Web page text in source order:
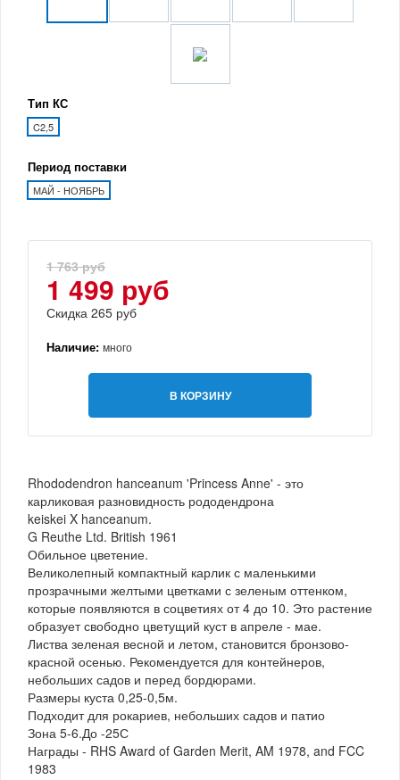
Тип КС
C2,5
Период поставки
МАЙ - НОЯБРЬ
1 763 руб
1 499 руб
Скидка 265 руб
Наличие: много
В КОРЗИНУ
Rhododendron hanceanum 'Princess Anne' - это
карликовая разновидность рододендрона
keiskei X hanceanum.
G Reuthe Ltd. British 1961
Обильное цветение.
Великолепный компактный карлик с маленькими
прозрачными желтыми цветками с зеленым оттенком,
которые появляются в соцветиях от 4 до 10. Это растение
образует свободно цветущий куст в апреле - мае.
Листва зеленая весной и летом, становится бронзово-
красной осенью. Рекомендуется для контейнеров,
небольших садов и перед бордюрами.
Размеры куста 0,25-0,5м.
Подходит для рокариев, небольших садов и патио
Зона 5-6.До -25С
Награды - RHS Award of Garden Merit, AM 1978, and FCC
1983